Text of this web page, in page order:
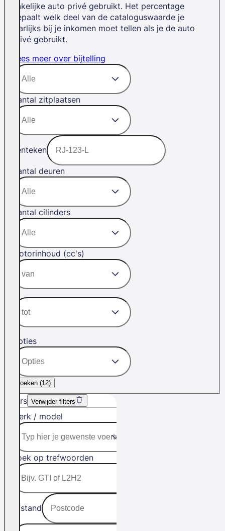
zakelijke auto privé gebruikt. Het percentage
bepaalt welk deel van de cataloguswaarde je
jaarlijks bij je inkomen moet tellen als je de auto
privé gebruikt.
Lees meer over bijtelling
Aantal zitplaatsen
Kenteken
Aantal deuren
Aantal cilinders
Motorinhoud (cc's)
Opties
Zoeken (12)
Filters Verwijder filters
Merk / model
Zoek op trefwoorden
Afstand